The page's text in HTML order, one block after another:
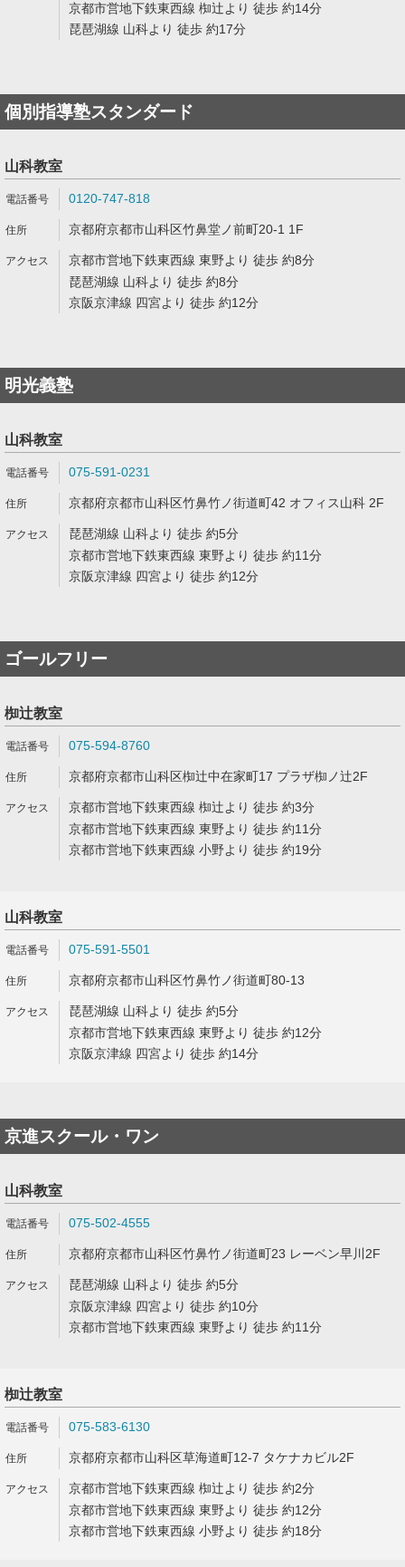
京都市営地下鉄東西線 椥辻より 徒歩 約14分
琵琶湖線 山科より 徒歩 約17分
個別指導塾スタンダード
山科教室
0120-747-818
京都府京都市山科区竹鼻堂ノ前町20-1 1F
京都市営地下鉄東西線 東野より 徒歩 約8分
琵琶湖線 山科より 徒歩 約8分
京阪京津線 四宮より 徒歩 約12分
明光義塾
山科教室
075-591-0231
京都府京都市山科区竹鼻竹ノ街道町42 オフィス山科 2F
琵琶湖線 山科より 徒歩 約5分
京都市営地下鉄東西線 東野より 徒歩 約11分
京阪京津線 四宮より 徒歩 約12分
ゴールフリー
椥辻教室
075-594-8760
京都府京都市山科区椥辻中在家町17 プラザ椥ノ辻2F
京都市営地下鉄東西線 椥辻より 徒歩 約3分
京都市営地下鉄東西線 東野より 徒歩 約11分
京都市営地下鉄東西線 小野より 徒歩 約19分
山科教室
075-591-5501
京都府京都市山科区竹鼻竹ノ街道町80-13
琵琶湖線 山科より 徒歩 約5分
京都市営地下鉄東西線 東野より 徒歩 約12分
京阪京津線 四宮より 徒歩 約14分
京進スクール・ワン
山科教室
075-502-4555
京都府京都市山科区竹鼻竹ノ街道町23 レーベン早川2F
琵琶湖線 山科より 徒歩 約5分
京阪京津線 四宮より 徒歩 約10分
京都市営地下鉄東西線 東野より 徒歩 約11分
椥辻教室
075-583-6130
京都府京都市山科区草海道町12-7 タケナカビル2F
京都市営地下鉄東西線 椥辻より 徒歩 約2分
京都市営地下鉄東西線 東野より 徒歩 約12分
京都市営地下鉄東西線 小野より 徒歩 約18分